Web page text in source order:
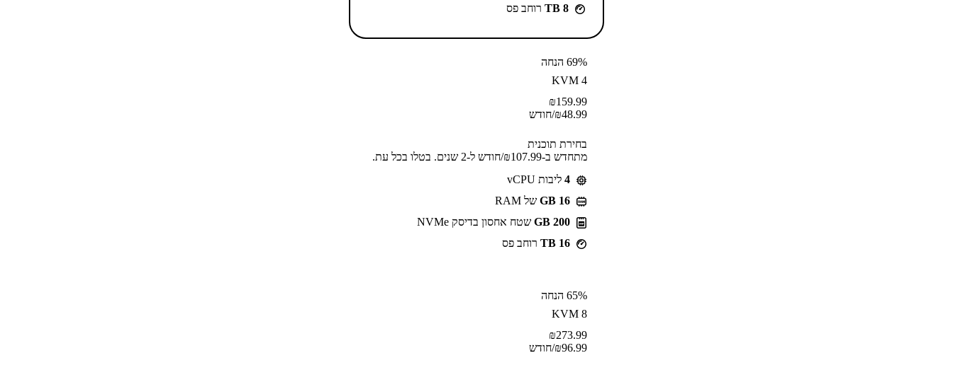
8 TB
רוחב פס
69% הנחה
KVM 4
159.99
₪
48.99
₪/חודש
בחירת תוכנית
מתחדש ב-⁦107.99⁩₪/חודש ל-2 שנים. בטלו בכל עת.
4 ליבות vCPU
GB 16 של RAM
200 GB
שטח אחסון בדיסק NVMe
16 TB
רוחב פס
65% הנחה
KVM 8
273.99
₪
96.99
₪/חודש